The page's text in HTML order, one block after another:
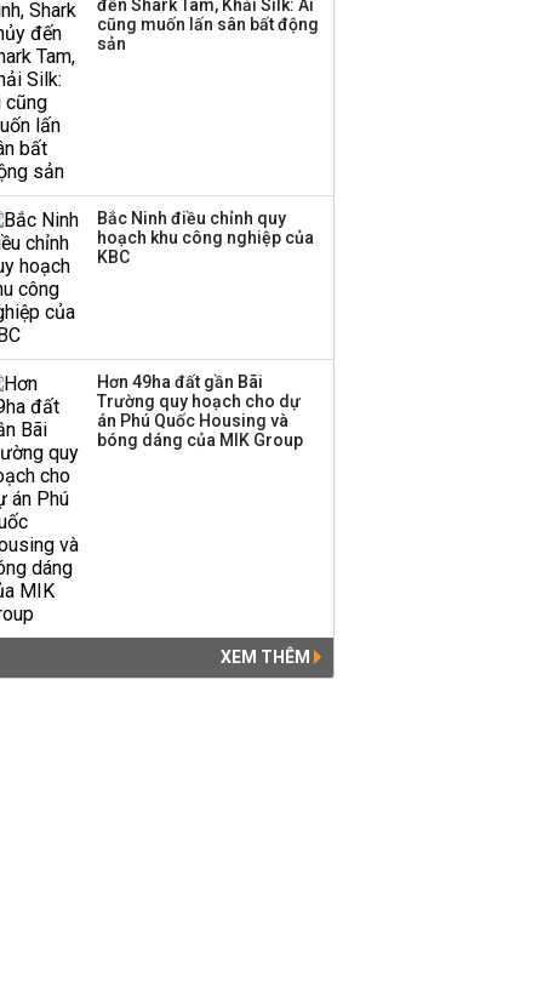
đến Shark Tam, Khải Silk: Ai
cũng muốn lấn sân bất động
sản
Bắc Ninh điều chỉnh quy
hoạch khu công nghiệp của
KBC
Hơn 49ha đất gần Bãi
Trường quy hoạch cho dự
án Phú Quốc Housing và
bóng dáng của MIK Group
XEM THÊM